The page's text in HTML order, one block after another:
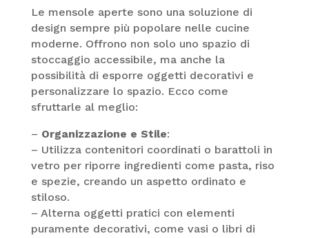
Le mensole aperte sono una soluzione di
design sempre più popolare nelle cucine
moderne. Offrono non solo uno spazio di
stoccaggio accessibile, ma anche la
possibilità di esporre oggetti decorativi e
personalizzare lo spazio. Ecco come
sfruttarle al meglio:
– Organizzazione e Stile:
– Utilizza contenitori coordinati o barattoli in
vetro per riporre ingredienti come pasta, riso
e spezie, creando un aspetto ordinato e
stiloso.
– Alterna oggetti pratici con elementi
puramente decorativi, come vasi o libri di